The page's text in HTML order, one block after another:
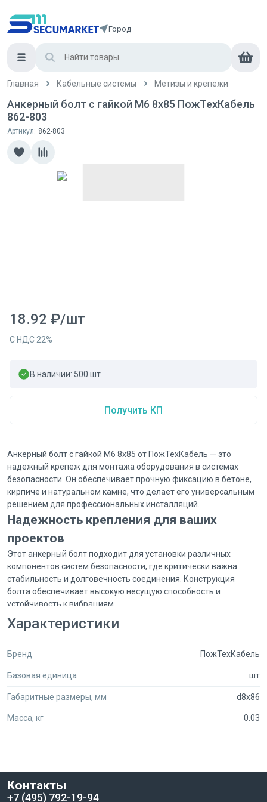
Город
Главная Кабельные системы Метизы и крепежи
Анкерный болт с гайкой М6 8х85 ПожТехКабель
862-803
Артикул: 862-803
18.92 ₽/шт
С НДС 22%
В наличии: 500 шт
Получить КП
Анкерный болт с гайкой М6 8х85 от ПожТехКабель — это
надежный крепеж для монтажа оборудования в системах
безопасности. Он обеспечивает прочную фиксацию в бетоне,
кирпиче и натуральном камне, что делает его универсальным
решением для профессиональных инсталляций.
Надежность крепления для ваших
проектов
Этот анкерный болт подходит для установки различных
компонентов систем безопасности, где критически важна
стабильность и долговечность соединения. Конструкция
болта обеспечивает высокую несущую способность и
устойчивость к вибрациям.
Резьба М6 для стандартных крепежных задач
Длина 85 мм для надежного анкеровки в плотных материалах
Фасовка 1000 шт/уп для оптовых закупок
профильного оборудования. После регистрации как
юридическое лицо вы получаете доступ к оптовым ценам. Для
обсуждения объема поставки и персональных условий
обратитесь к нашему менеджеру через чат.
Характеристики
Бренд ПожТехКабель
Базовая единица шт
Габаритные размеры, мм d8x86
Масса, кг 0.03
Контакты
+7 (495) 792-19-94